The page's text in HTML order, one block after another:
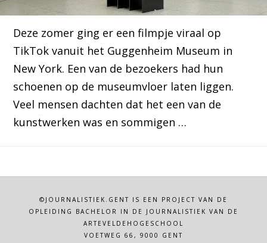
Deze zomer ging er een filmpje viraal op
TikTok vanuit het Guggenheim Museum in
New York. Een van de bezoekers had hun
schoenen op de museumvloer laten liggen.
Veel mensen dachten dat het een van de
kunstwerken was en sommigen …
©JOURNALISTIEK.GENT IS EEN PROJECT VAN DE
OPLEIDING BACHELOR IN DE JOURNALISTIEK VAN DE
ARTEVELDEHOGESCHOOL
VOETWEG 66, 9000 GENT